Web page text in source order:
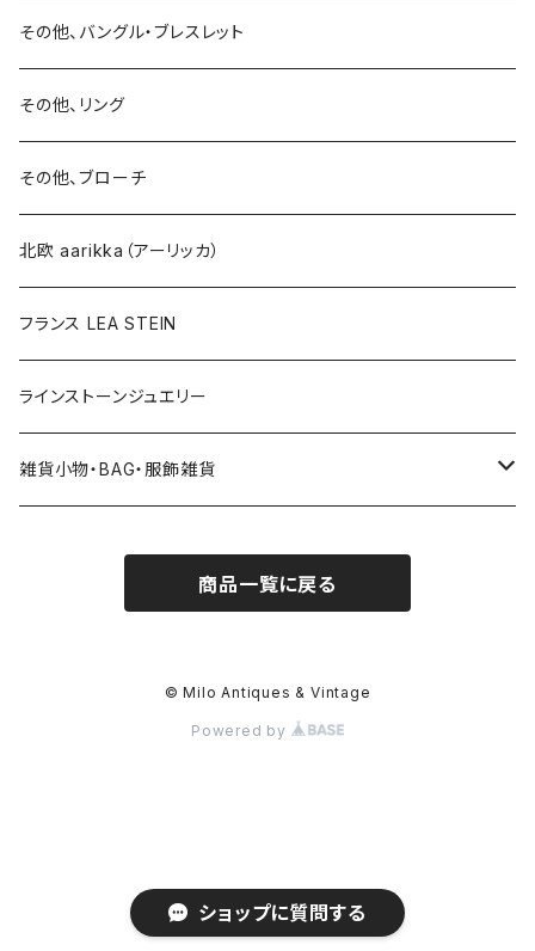
ショップに質問する
15号以上
ピアス
イヤリング
ブローチ
その他
バングル・ブレスレット
ブローチ
ネックレス
イヤリング
その他、バングル・ブレスレット
その他、リング
その他、ブローチ
北欧 aarikka（アーリッカ）
フランス LEA STEIN
ラインストーンジュエリー
雑貨小物・BAG・服飾雑貨
ハンドバッグ etc. 服飾雑貨
雑貨（置き物、食器 etc.）
商品一覧に戻る
© Milo Antiques & Vintage
Powered by